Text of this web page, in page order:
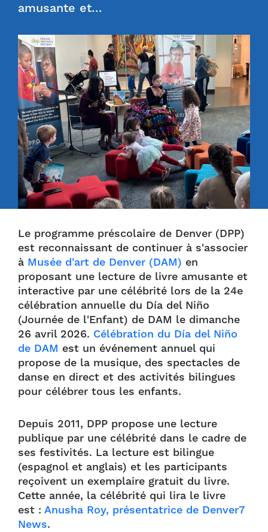
amusante et…
Le programme préscolaire de Denver (DPP)
est reconnaissant de continuer à s'associer
à Musée d'art de Denver (DAM) en
proposant une lecture de livre amusante et
interactive par une célébrité lors de la 24e
célébration annuelle du Día del Niño
(Journée de l'Enfant) de DAM le dimanche
26 avril 2026. Célébration du Día del Niño
de DAM est un événement annuel qui
propose de la musique, des spectacles de
danse en direct et des activités bilingues
pour célébrer tous les enfants.
Depuis 2011, DPP propose une lecture
publique par une célébrité dans le cadre de
ses festivités. La lecture est bilingue
(espagnol et anglais) et les participants
reçoivent un exemplaire gratuit du livre.
Cette année, la célébrité qui lira le livre
est : Anusha Roy, présentatrice de Denver7
News.